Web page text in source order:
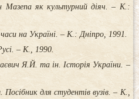
Мазепа як культурний діяч. – К.:
на Україні. – К.: Дніпро, 1991.
– К., 1990.
Я.Й. та ін. Історія України. –
для студентів вузів. – К.,